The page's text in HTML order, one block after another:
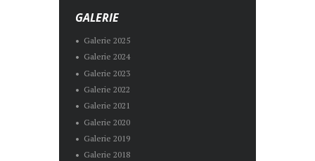
GALERIE
Galerie 2025
Galerie 2024
Galerie 2023
Galerie 2022
Galerie 2021
Galerie 2020
Galerie 2019
Galerie 2018